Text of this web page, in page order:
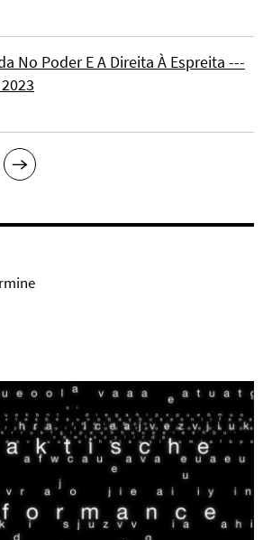
No Poder E A Direita À Espreita ---